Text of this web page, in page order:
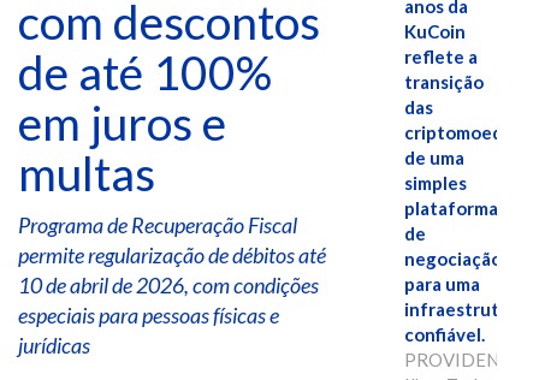
com descontos
de até 100%
em juros e
multas
Programa de Recuperação Fiscal
permite regularização de débitos até
10 de abril de 2026, com condições
especiais para pessoas físicas e
jurídicas
anos da
KuCoin
reflete a
transição
das
criptomoedas
de uma
simples
plataforma
de
negociação
para uma
infraestrutura
confiável.